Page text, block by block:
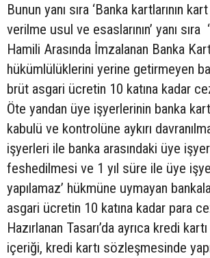
Bunun yanı sıra ‘Banka kartlarının
verilme usul ve esaslarının’ yanı
Hamili Arasında İmzalanan Banka
hükümlülüklerini yerine getirmeyen
brüt asgari ücretin 10 katına kadar
Öte yandan üye işyerlerinin banka
kabulü ve kontrolüne aykırı
işyerleri ile banka arasındaki üye
feshedilmesi ve 1 yıl süre ile üye
yapılamaz’ hükmüne uymayan
asgari ücretin 10 katına kadar para
Hazırlanan Tasarı’da ayrıca kredi
içeriği, kredi kartı sözleşmesinde